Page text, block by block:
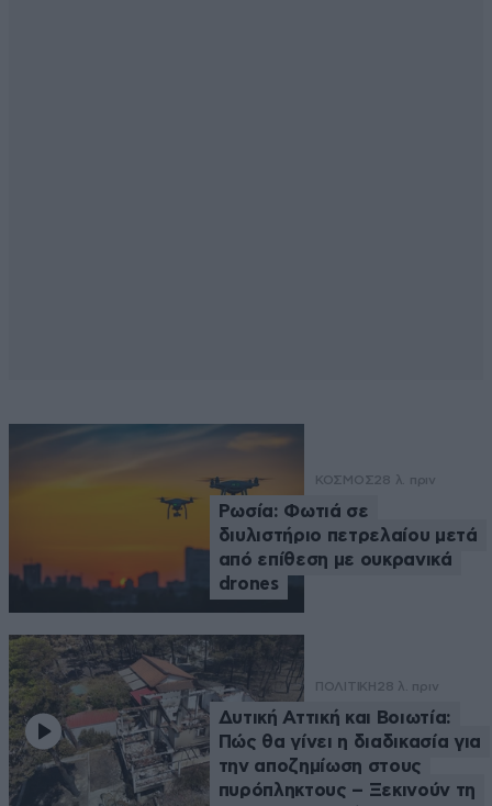
ΚΟΣΜΟΣ28 λ. πριν
Ρωσία: Φωτιά σε
διυλιστήριο πετρελαίου μετά
από επίθεση με ουκρανικά
drones
ΠΟΛΙΤΙΚΗ28 λ. πριν
Δυτική Αττική και Βοιωτία:
Πώς θα γίνει η διαδικασία για
την αποζημίωση στους
πυρόπληκτους – Ξεκινούν τη